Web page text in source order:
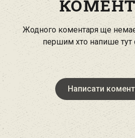
Жодного коментаря ще
першим хто напише
Написати